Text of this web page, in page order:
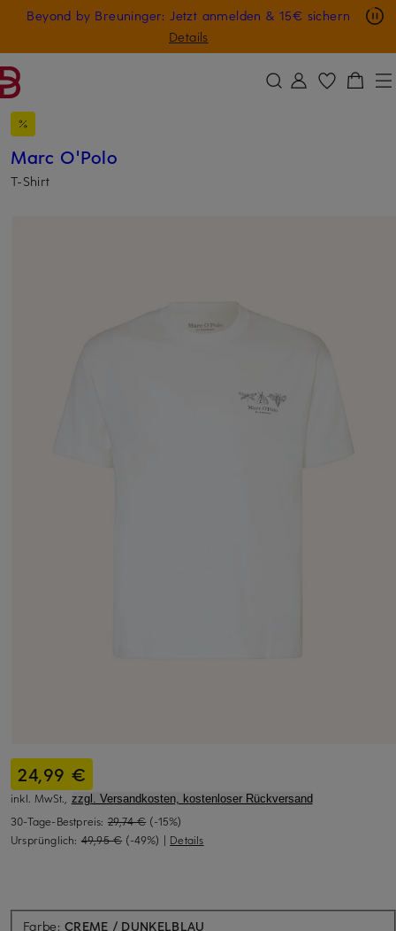
ZUM HAUPTINHALT ÜBERSPRINGEN
Beyond by Breuninger: Jetzt anmelden & 15€ sichern
Details
Nur in der App: -10 € auf digitale Geschenkkarten
GESCHENK20
Marc O'Polo
T-Shirt
24,99 €
inkl. MwSt., zzgl. Versandkosten, kostenloser Rückversand
30-Tage-Bestpreis: 29,74 € (-15%)
Ursprünglich: 49,95 € (-49%) | Details
Farbe:CREME / DUNKELBLAU